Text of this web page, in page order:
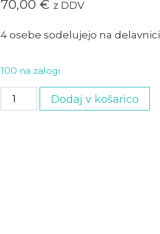
70,00 € z DDV
4 osebe sodelujejo na delavnici
100 na zalogi
Družinska
vstopnica
Dodaj v košarico